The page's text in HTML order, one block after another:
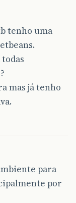
tenho uma
mas já tenho
para
por